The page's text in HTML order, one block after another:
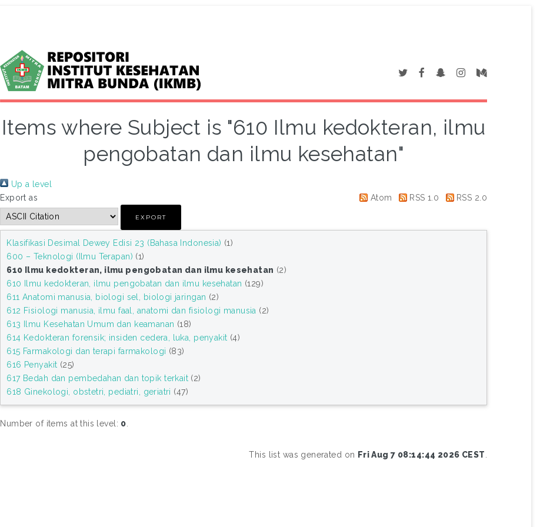
Items where Subject is "610 Ilmu kedokteran, ilmu
pengobatan dan ilmu kesehatan"
Up a level
Export as
Atom RSS 1.0 RSS 2.0
Klasifikasi Desimal Dewey Edisi 23 (Bahasa Indonesia) (1)
600 – Teknologi (Ilmu Terapan) (1)
610 Ilmu kedokteran, ilmu pengobatan dan ilmu kesehatan (2)
610 Ilmu kedokteran, ilmu pengobatan dan ilmu kesehatan (129)
611 Anatomi manusia, biologi sel, biologi jaringan (2)
612 Fisiologi manusia, ilmu faal, anatomi dan fisiologi manusia (2)
613 Ilmu Kesehatan Umum dan keamanan (18)
614 Kedokteran forensik; insiden cedera, luka, penyakit (4)
615 Farmakologi dan terapi farmakologi (83)
616 Penyakit (25)
617 Bedah dan pembedahan dan topik terkait (2)
618 Ginekologi, obstetri, pediatri, geriatri (47)
Number of items at this level: 0
This list was generated on Fri Aug 7 08:14:44 2026 CEST